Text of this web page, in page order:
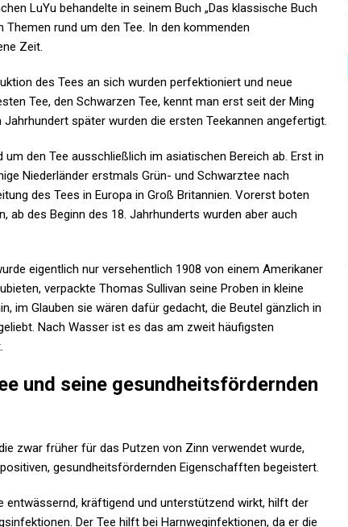
LuYu behandelte in seinem Buch „Das klassische Buch
rund um den Tee. In den kommenden
Zeit.
des Tees an sich wurden perfektioniert und neue
Tee, den Schwarzen Tee, kennt man erst seit der Ming
später wurden die ersten Teekannen angefertigt.
den Tee ausschließlich im asiatischen Bereich ab. Erst in
Niederländer erstmals Grün- und Schwarztee nach
des Tees in Europa in Groß Britannien. Vorerst boten
ab des Beginn des 18. Jahrhunderts wurden aber auch
eigentlich nur versehentlich 1908 von einem Amerikaner
verpackte Thomas Sullivan seine Proben in kleine
im Glauben sie wären dafür gedacht, die Beutel gänzlich in
Nach Wasser ist es das am zweit häufigsten
und seine gesundheitsfördernden
zwar früher für das Putzen von Zinn verwendet wurde,
gesundheitsfördernden Eigenschafften begeistert.
entwässernd, kräftigend und unterstützend wirkt, hilft der
Der Tee hilft bei Harnweginfektionen, da er die